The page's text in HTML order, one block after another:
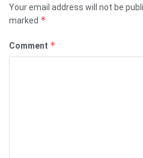
Your email address will not be
marked *
Comment *